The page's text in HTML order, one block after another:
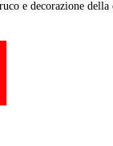
e decorazione